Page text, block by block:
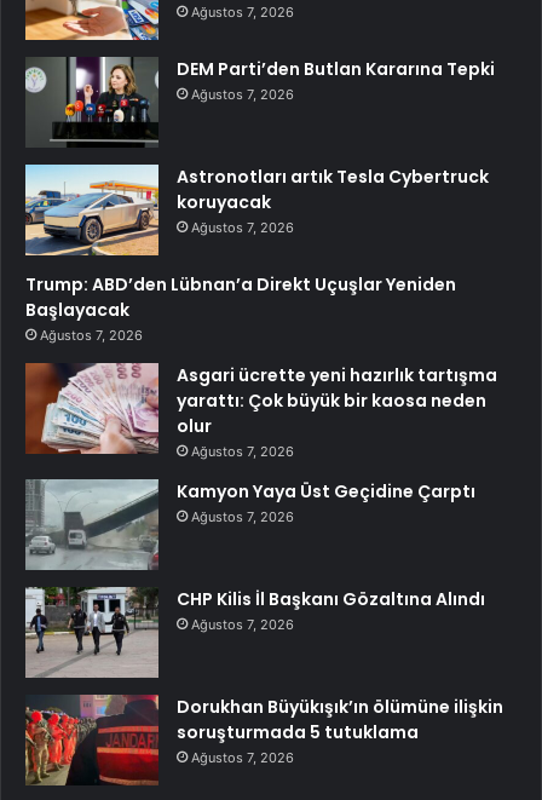
Ağustos 7, 2026
DEM Parti’den Butlan Kararına Tepki
Ağustos 7, 2026
Astronotları artık Tesla Cybertruck
koruyacak
Ağustos 7, 2026
Trump: ABD’den Lübnan’a Direkt Uçuşlar Yeniden
Başlayacak
Ağustos 7, 2026
Asgari ücrette yeni hazırlık tartışma
yarattı: Çok büyük bir kaosa neden
olur
Ağustos 7, 2026
Kamyon Yaya Üst Geçidine Çarptı
Ağustos 7, 2026
CHP Kilis İl Başkanı Gözaltına Alındı
Ağustos 7, 2026
Dorukhan Büyükışık’ın ölümüne ilişkin
soruşturmada 5 tutuklama
Ağustos 7, 2026